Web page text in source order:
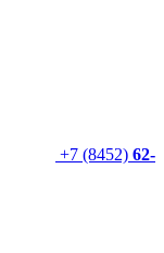
+7 (8452) 62-